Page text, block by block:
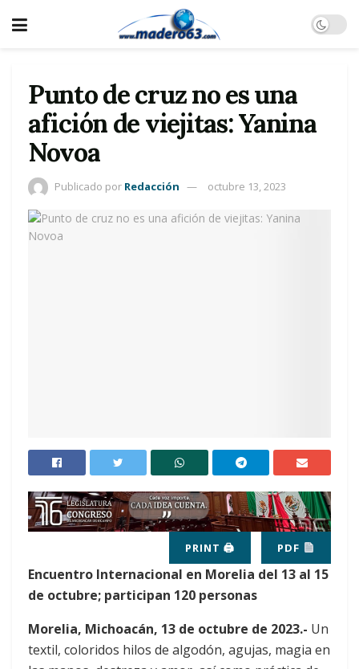
Punto de cruz no es una
afición de viejitas: Yanina
Novoa
Publicado por Redacción octubre 13, 2023
PRINT 🖨 PDF
Encuentro Internacional en Morelia del 13 al 15
de octubre; participan 120 personas
Morelia, Michoacán, 13 de octubre de 2023.- Un
textil, coloridos hilos de algodón, agujas, magia en